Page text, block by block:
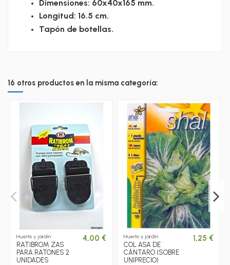
Dimensiones: 60x40x165 mm.
Longitud: 16.5 cm.
Tapón de botellas.
16 otros productos en la misma categoría:
Huerto y jardín
RATIBROM ZAS
PARA RATONES 2
UNIDADES
4,00 € Huerto y jardín
COL ASA DE
CÁNTARO (SOBRE
UNIPRECIO)
1,25 €